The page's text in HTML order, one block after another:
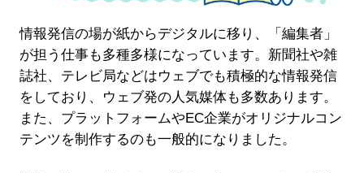
情報発信の場が紙からデジタルに移り、「編集者」
が担う仕事も多種多様になっています。新聞社や雑
誌社、テレビ局などはウェブでも積極的な情報発信
をしており、ウェブ発の人気媒体も多数あります。
また、プラットフォームやEC企業がオリジナルコン
テンツを制作するのも一般的になりました。